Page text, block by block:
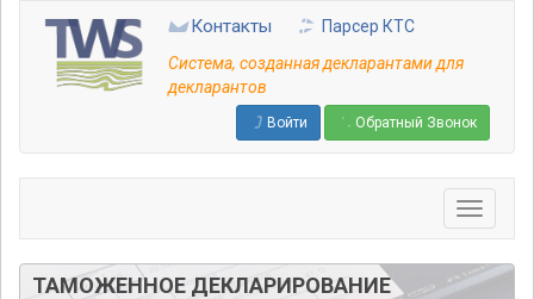
основному
содержанию
Контакты
Парсер КТС
Система, созданная декларантами для
декларантов
Войти Обратный Звонок
ТАМОЖЕННОЕ ДЕКЛАРИРОВАНИЕ